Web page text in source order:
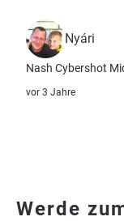
Nyári
Nash Cybershot
vor 3 Jahre
Werde